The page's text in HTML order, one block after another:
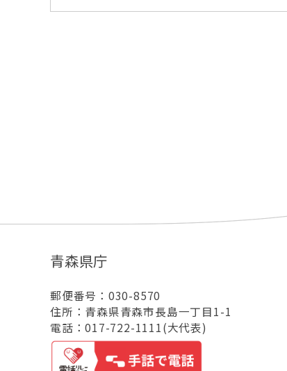
青森県庁
郵便番号：030-8570
住所：青森県青森市長島一丁目1-1
電話：017-722-1111(大代表)